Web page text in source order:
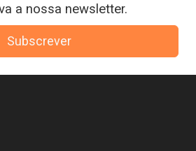
a nossa newsletter.
Subscrever